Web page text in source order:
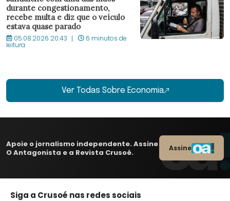
durante congestionamento,
recebe multa e diz que o veículo
estava quase parado
05.08.2026 20:43 6 minutos de
leitura
Ver Todas Sobre Economia
Apoie o jornalismo independente. Assine
O Antagonista e a Revista Crusoé.
Assine
Siga a Crusoé nas redes sociais